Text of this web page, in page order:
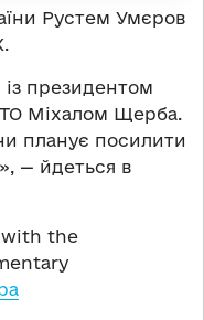
Рустем Умєров
із президентом
Міхалом Щерба.
планує посилити
— йдеться в
the